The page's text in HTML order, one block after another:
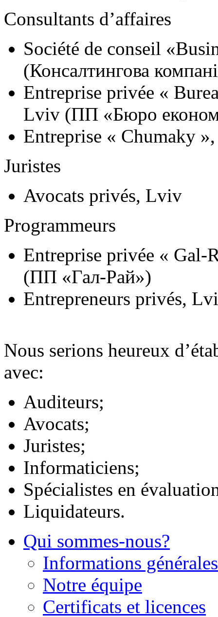
Consultants d’affaires
Société de conseil
(Консалтингова
Entreprise privée «
Lviv (ПП «Бюро
Entreprise « Chumaky
Juristes
Avocats privés, Lviv
Programmeurs
Entreprise privée «
(ПП «Гал-Рай»)
Entrepreneurs privés,
Nous serions heureux
avec:
Auditeurs;
Avocats;
Juristes;
Informaticiens;
Spécialistes en
Liquidateurs.
Qui sommes-nous?
Informations générales
Notre équipe
Certificats et licences